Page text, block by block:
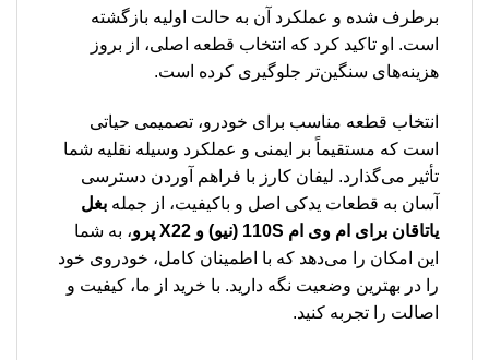
برطرف شده و عملکرد آن به حالت اولیه بازگشته
است. او تاکید کرد که انتخاب قطعه اصلی، از بروز
هزینه‌های سنگین‌تر جلوگیری کرده است.
انتخاب قطعه مناسب برای خودرو، تصمیمی حیاتی
است که مستقیماً بر ایمنی و عملکرد وسیله نقلیه شما
تأثیر می‌گذارد. لیفان کارز با فراهم آوردن دسترسی
آسان به قطعات یدکی اصل و باکیفیت، از جمله بغل
یاتاقان برای ام وی ام 110S (نیو) و X22 پرو
، به شما
این امکان را می‌دهد که با اطمینان کامل، خودروی خود
را در بهترین وضعیت نگه دارید. با خرید از ما، کیفیت و
اصالت را تجربه کنید.